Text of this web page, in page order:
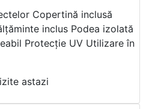
Copertină inclusă
inclus Podea izolată
Protecție UV Utilizare în
astazi